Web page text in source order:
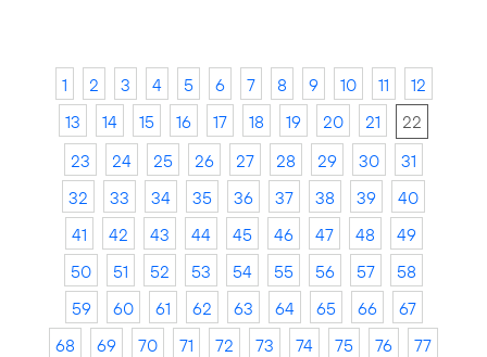
1 2 3 4 5 6 7 8 9 10 11
12
13
14 15 16 17 18 19 20 21
22
23
24 25 26 27 28 29 30
31
32
33 34 35 36 37 38 39
40
41
42 43 44 45 46 47 48
49
50
51 52 53 54 55 56 57
58
59
60 61 62 63 64 65 66
67
68
69 70 71 72 73 74 75 76
77